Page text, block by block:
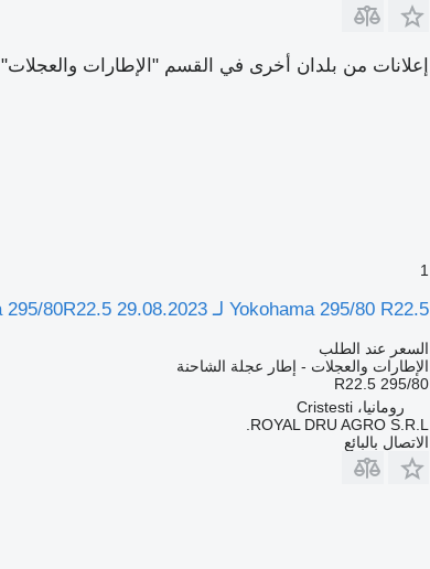
إعلانات من بلدان أخرى في القسم "الإطارات والعجلات"
1
Yokohama 295/80 R22.5 لـ Yokohama 295/80R22.5 29.08.2023
السعر عند الطلب
الإطارات والعجلات - إطار عجلة الشاحنة
295/80 R22.5
رومانيا، Cristesti
ROYAL DRU AGRO S.R.L.
الاتصال بالبائع